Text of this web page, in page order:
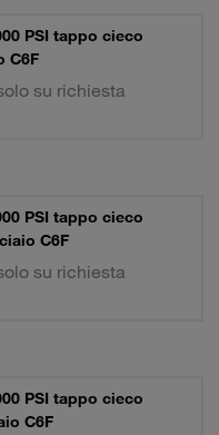
PSI tappo cieco
C6F
su richiesta
PSI tappo cieco
C6F
su richiesta
PSI tappo cieco
C6F